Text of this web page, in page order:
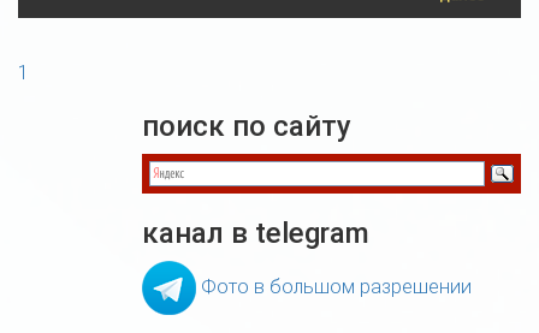
1
поиск по сайту
канал в telegram
Фото в большом разрешении